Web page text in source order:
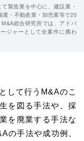
製造業を中心に、建設業・
業・不動産業・卸売業等で20
総合研究所では、アドバ
ジャーとして全案件に携わ
して行うM&Aのこ
を図る手法や、採
を廃業する手法な
の手法や成功例、